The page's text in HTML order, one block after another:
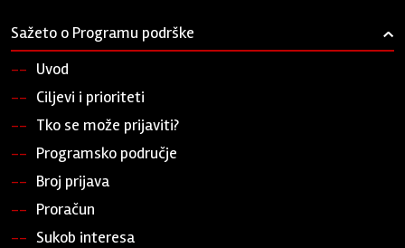
Sažeto o Programu podrške ›
Uvod
Ciljevi i prioriteti
Tko se može prijaviti?
Programsko područje
Broj prijava
Proračun
Sukob interesa